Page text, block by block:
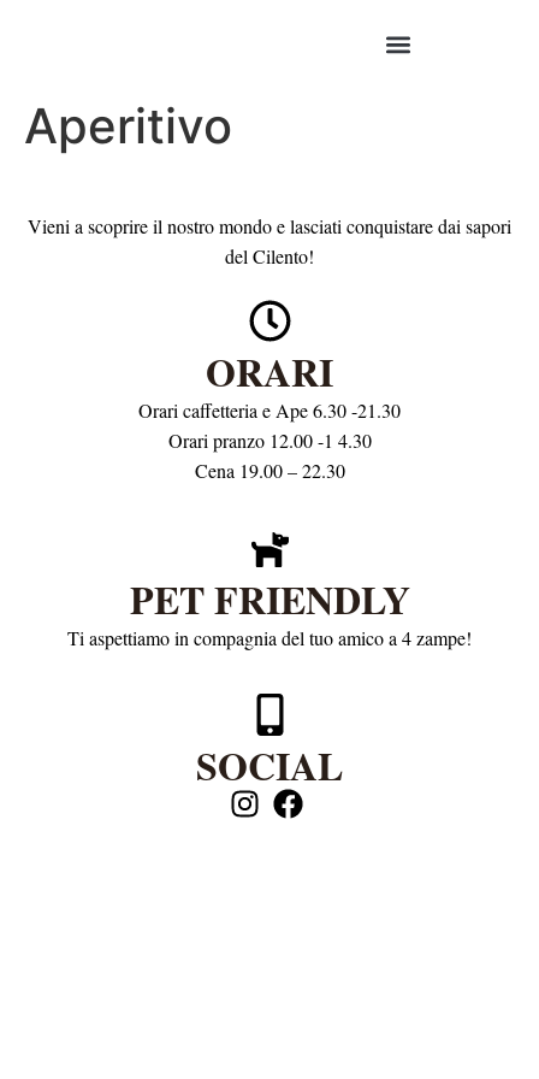
Aperitivo
Vieni a scoprire il nostro mondo e lasciati conquistare dai sapori
del Cilento!
ORARI
Orari caffetteria e Ape 6.30 -21.30
Orari pranzo 12.00 -1 4.30
Cena 19.00 – 22.30
PET FRIENDLY
Ti aspettiamo in compagnia del tuo amico a 4 zampe!
SOCIAL